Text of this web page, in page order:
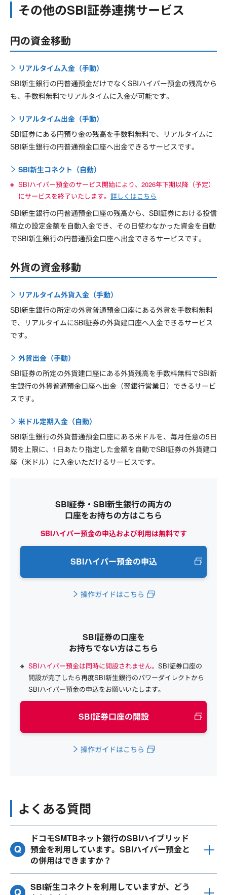
その他のSBI証券連携サービス
円の資金移動
リアルタイム入金（手動）
SBI新生銀行の円普通預金だけでなくSBIハイパー預金の残高から
も、手数料無料でリアルタイムに入金が可能です。
リアルタイム出金（手動）
SBI証券にある円預り金の残高を手数料無料で、リアルタイムに
SBI新生銀行の円普通預金口座へ出金できるサービスです。
SBI新生コネクト（自動）
SBIハイパー預金のサービス開始により、2026年下期以降（予定）
にサービスを終了いたします。 詳しくはこちら
SBI新生銀行の円普通預金口座の残高から、SBI証券における投信
積立の設定金額を自動入金でき、その日使わなかった資金を自動
でSBI新生銀行の円普通預金口座へ出金できるサービスです。
外貨の資金移動
リアルタイム外貨入金（手動）
SBI新生銀行の所定の外貨普通預金口座にある外貨を手数料無料
で、リアルタイムにSBI証券の外貨建口座へ入金できるサービス
です。
外貨出金（手動）
SBI証券の所定の外貨建口座にある外貨残高を手数料無料でSBI新
生銀行の外貨普通預金口座へ出金（翌銀行営業日）できるサービ
スです。
米ドル定期入金（自動）
SBI新生銀行の外貨普通預金口座にある米ドルを、毎月任意の5日
間を上限に、1日あたり指定した金額を自動でSBI証券の外貨建口
座（米ドル）に入金いただけるサービスです。
SBI証券・SBI新生銀行の両方の
口座をお持ちの方はこちら
SBIハイパー預金の申込および利用は無料です
SBIハイパー預金の申込
操作ガイドはこちら
SBI証券の口座を
お持ちでない方はこちら
SBIハイパー預金は同時に開設されません。 SBI証券口座の
開設が完了したら再度SBI新生銀行のパワーダイレクトから
SBIハイパー預金の申込をお願いいたします。
SBI証券口座の開設
操作ガイドはこちら
よくある質問
ドコモSMTBネット銀行のSBIハイブリッド
預金を利用しています。SBIハイパー預金と
の併用はできますか？
SBI新生コネクトを利用していますが、どう